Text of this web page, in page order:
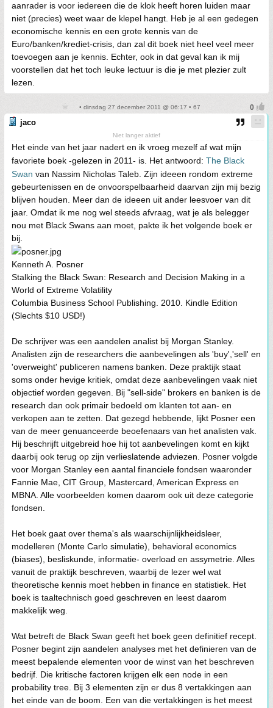
aanrader is voor iedereen die de klok heeft horen luiden maar
niet (precies) weet waar de klepel hangt. Heb je al een gedegen
economische kennis en een grote kennis van de
Euro/banken/krediet-crisis, dan zal dit boek niet heel veel meer
toevoegen aan je kennis. Echter, ook in dat geval kan ik mij
voorstellen dat het toch leuke lectuur is die je met plezier zult
lezen.
• dinsdag 27 december 2011 @ 06:17 • 67
jaco
Niet langer aktief
Het einde van het jaar nadert en ik vroeg mezelf af wat mijn
favoriete boek -gelezen in 2011- is. Het antwoord: The Black
Swan van Nassim Nicholas Taleb. Zijn ideeen rondom extreme
gebeurtenissen en de onvoorspelbaarheid daarvan zijn mij bezig
blijven houden. Meer dan de ideeen uit ander leesvoer van dit
jaar. Omdat ik me nog wel steeds afvraag, wat je als belegger
nou met Black Swans aan moet, pakte ik het volgende boek er
bij.
Kenneth A. Posner
Stalking the Black Swan: Research and Decision Making in a
World of Extreme Volatility
Columbia Business School Publishing. 2010. Kindle Edition
(Slechts $10 USD!)
De schrijver was een aandelen analist bij Morgan Stanley.
Analisten zijn de researchers die aanbevelingen als 'buy','sell' en
'overweight' publiceren namens banken. Deze praktijk staat
soms onder hevige kritiek, omdat deze aanbevelingen vaak niet
objectief worden gegeven. Bij "sell-side" brokers en banken is de
research dan ook primair bedoeld om klanten tot aan- en
verkopen aan te zetten. Dat gezegd hebbende, lijkt Posner een
van de meer genuanceerde beoefenaars van het analisten vak.
Hij beschrijft uitgebreid hoe hij tot aanbevelingen komt en kijkt
daarbij ook terug op zijn verlieslatende adviezen. Posner volgde
voor Morgan Stanley een aantal financiele fondsen waaronder
Fannie Mae, CIT Group, Mastercard, American Express en
MBNA. Alle voorbeelden komen daarom ook uit deze categorie
fondsen.
Het boek gaat over thema's als waarschijnlijkheidsleer,
modelleren (Monte Carlo simulatie), behavioral economics
(biases), besliskunde, informatie- overload en assymetrie. Alles
vanuit de praktijk beschreven, waarbij de lezer wel wat
theoretische kennis moet hebben in finance en statistiek. Het
boek is taaltechnisch goed geschreven en leest daarom
makkelijk weg.
Wat betreft de Black Swan geeft het boek geen definitief recept.
Posner begint zijn aandelen analyses met het definieren van de
meest bepalende elementen voor de winst van het beschreven
bedrijf. Die kritische factoren krijgen elk een node in een
probability tree. Bij 3 elementen zijn er dus 8 vertakkingen aan
het einde van de boom. Een van die vertakkingen is het meest